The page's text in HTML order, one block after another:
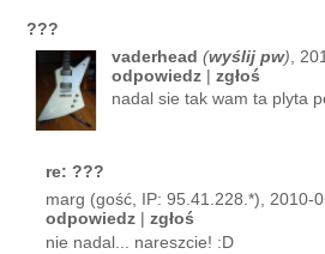
???
vaderhead (wyślij pw) ,
odpowiedz| zgłoś
nadal sie tak wam ta plyta
re: ???
marg (gość, IP: 95.41.228.*), 2010-
odpowiedz |zgłoś
nie nadal... nareszcie! :D